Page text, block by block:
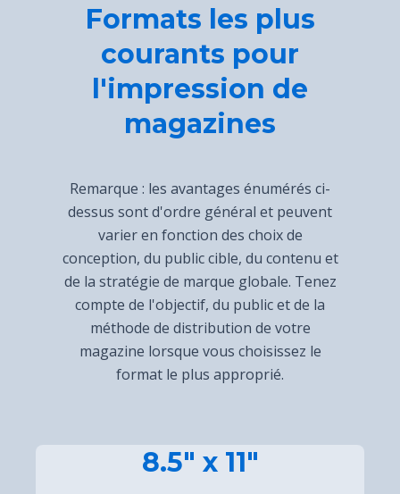
Formats les plus
courants pour
l'impression de
magazines
Remarque : les avantages énumérés ci-
dessus sont d'ordre général et peuvent
varier en fonction des choix de
conception, du public cible, du contenu et
de la stratégie de marque globale. Tenez
compte de l'objectif, du public et de la
méthode de distribution de votre
magazine lorsque vous choisissez le
format le plus approprié.
8.5" x 11"